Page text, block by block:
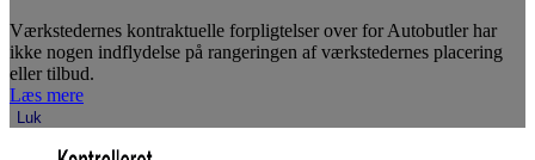
Værkstedernes kontraktuelle forpligtelser over for Autobutler har
ikke nogen indflydelse på rangeringen af værkstedernes placering
eller tilbud.
Læs mere
Luk